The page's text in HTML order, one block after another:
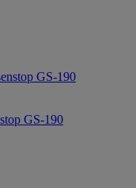
GS-190